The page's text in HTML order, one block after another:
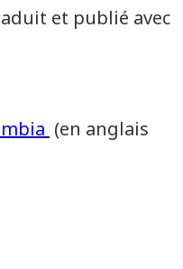
et publié avec
(en anglais